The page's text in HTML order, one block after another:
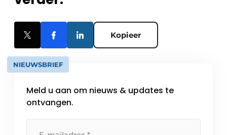
Kopieer
NIEUWSBRIEF
Meld u aan om nieuws & updates te
ontvangen.